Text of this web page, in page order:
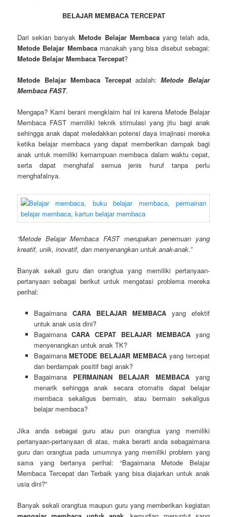
BELAJAR MEMBACA TERCEPAT
Dari sekian banyakMetode Belajar Membacayang telah ada,
Metode Belajar Membacamanakah yang bisa disebut sebagai:
Metode Belajar Membaca Tercepat?
Metode Belajar Membaca Tercepatadalah:Metode Belajar
Membaca FAST.
Mengapa? Kami berani mengklaim hal ini karena Metode Belajar
Membaca FAST memiliki teknik stimulasi yang jitu bagi anak
sehingga anak dapat meledakkan potensi daya imajinasi mereka
ketika belajar membaca yang dapat memberikan dampak bagi
anak untuk memiliki kemampuan membaca dalam waktu cepat,
serta dapat menghafal semua jenis huruf tanpa perlu
menghafalnya.
“Metode Belajar Membaca FAST merupakan penemuan yang
kreatif, unik, inovatif, dan menyenangkan untuk anak-anak.”
Banyak sekali guru dan orangtua yang memiliki pertanyaan-
pertanyaan sebagai berikut untuk mengatasi problema mereka
perihal:
Bagaimana CARA BELAJAR MEMBACAyang efektif
untuk anak usia dini?
BagaimanaCARA CEPAT BELAJAR MEMBACA yang
menyenangkan untuk anak TK?
BagaimanaMETODE BELAJAR MEMBACA yang tercepat
dan berdampak positif bagi anak?
Bagaimana PERMAINAN BELAJAR MEMBACAyang
menarik sehingga anak secara otomatis dapat belajar
membaca sekaligus bermain, atau bermain sekaligus
belajar membaca?
Jika anda sebagai guru atau pun orangtua yang memiliki
pertanyaan-pertanyaan di atas, maka berarti anda sebagaimana
guru dan orangtua pada umumnya yang memiliki problem yang
sama yang bertanya perihal: “Bagaimana Metode Belajar
Membaca Tercepat dan Terbaik yang bisa diajarkan untuk anak
usia dini?”
Banyak sekali orangtua maupun guru yang memberikan kegiatan